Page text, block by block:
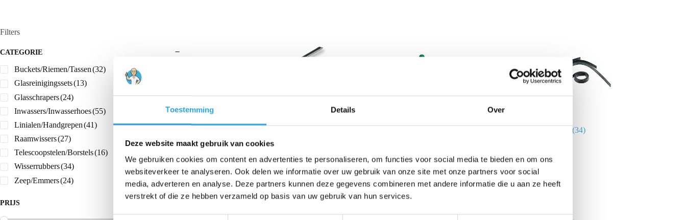
Toestemming Details Over
Deze website maakt gebruik van cookies
We gebruiken cookies om content en advertenties te personaliseren, om functies voor social media te bieden en om ons
websiteverkeer te analyseren. Ook delen we informatie over uw gebruik van onze site met onze partners voor social
media, adverteren en analyse. Deze partners kunnen deze gegevens combineren met andere informatie die u aan ze heeft
verstrekt of die ze hebben verzameld op basis van uw gebruik van hun services.
(34)
Filters
CATEGORIE
Buckets/Riemen/Tassen(32)
Glasreinigingssets(13)
Glasschrapers(24)
Inwassers/Inwasserhoes(55)
Linialen/Handgrepen(41)
Raamwissers(27)
Telescoopstelen/Borstels(16)
Wisserrubbers(34)
Zeep/Emmers(24)
PRIJS